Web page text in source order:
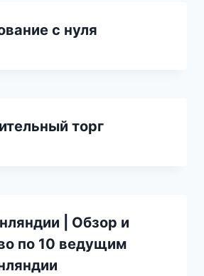
с нуля
торг
| Обзор и
по 10 ведущим